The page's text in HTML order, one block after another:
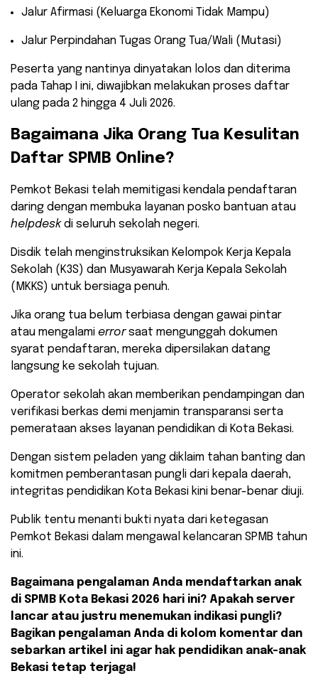
​Jalur Afirmasi (Keluarga Ekonomi Tidak Mampu)
​Jalur Perpindahan Tugas Orang Tua/Wali (Mutasi)
​Peserta yang nantinya dinyatakan lolos dan diterima
pada Tahap I ini, diwajibkan melakukan proses daftar
ulang pada 2 hingga 4 Juli 2026.
​Bagaimana Jika Orang Tua Kesulitan
Daftar SPMB Online?
​Pemkot Bekasi telah memitigasi kendala pendaftaran
daring dengan membuka layanan posko bantuan atau
helpdeskdi seluruh sekolah negeri.
Disdik telah menginstruksikan Kelompok Kerja Kepala
Sekolah (K3S) dan Musyawarah Kerja Kepala Sekolah
(MKKS) untuk bersiaga penuh.
​Jika orang tua belum terbiasa dengan gawai pintar
atau mengalami errorsaat mengunggah dokumen
syarat pendaftaran, mereka dipersilakan datang
langsung ke sekolah tujuan.
Operator sekolah akan memberikan pendampingan dan
verifikasi berkas demi menjamin transparansi serta
pemerataan akses layanan pendidikan di Kota Bekasi.
​Dengan sistem peladen yang diklaim tahan banting dan
komitmen pemberantasan pungli dari kepala daerah,
integritas pendidikan Kota Bekasi kini benar-benar diuji.
Publik tentu menanti bukti nyata dari ketegasan
Pemkot Bekasi dalam mengawal kelancaran SPMB tahun
ini.
Bagaimana pengalaman Anda mendaftarkan anak
di SPMB Kota Bekasi 2026 hari ini? Apakah server
lancar atau justru menemukan indikasi pungli?
Bagikan pengalaman Anda di kolom komentar dan
sebarkan artikel ini agar hak pendidikan anak-anak
Bekasi tetap terjaga!